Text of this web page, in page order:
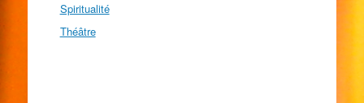
Spiritualité
Théâtre